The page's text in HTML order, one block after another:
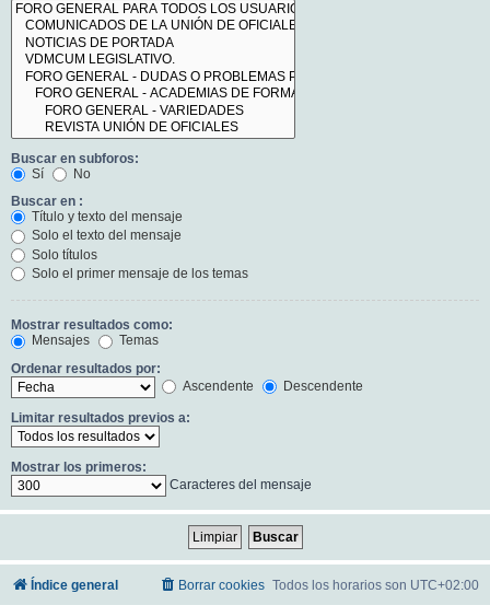
Buscar en subforos:
Sí
No
Buscar en :
Título y texto del mensaje
Solo el texto del mensaje
Solo títulos
Solo el primer mensaje de los temas
Mostrar resultados como:
Mensajes
Temas
Ordenar resultados por:
Ascendente
Descendente
Limitar resultados previos a:
Mostrar los primeros:
Caracteres del mensaje
Índice general Todos los horarios son UTC+02:00
Borrar cookies